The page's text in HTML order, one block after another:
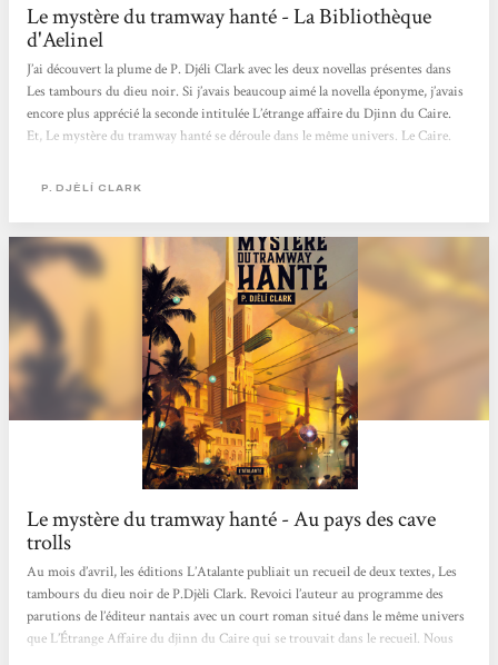
Le mystère du tramway hanté - La Bibliothèque
d'Aelinel
J’ai découvert la plume de P. Djéli Clark avec les deux novellas présentes dans
Les tambours du dieu noir. Si j’avais beaucoup aimé la novella éponyme, j’avais
encore plus apprécié la seconde intitulée L’étrange affaire du Djinn du Caire.
Et, Le mystère du tramway hanté se déroule dans le même univers. Le Caire.
tous les deux pour le Ministère de l’Alchimie, des Enchantements et des Entités
P. DJÈLÍ CLARK
Le mystère du tramway hanté - Au pays des cave
trolls
Au mois d’avril, les éditions L’Atalante publiait un recueil de deux textes, Les
tambours du dieu noir de P.Djèli Clark. Revoici l’auteur au programme des
parutions de l’éditeur nantais avec un court roman situé dans le même univers
que L’Étrange Affaire du djinn du Caire qui se trouvait dans le recueil. Nous